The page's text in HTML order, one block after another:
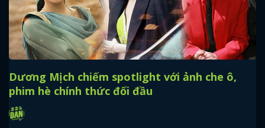
Dương Mịch chiếm spotlight với ảnh che ô,
phim hè chính thức đối đầu